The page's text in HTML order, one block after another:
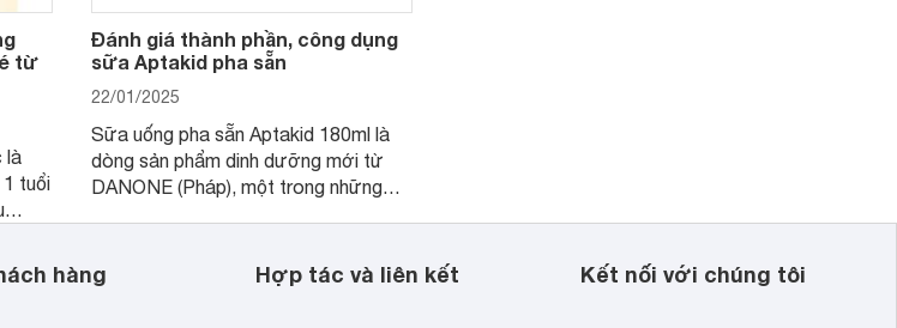
từ
là
tuổi
Đánh giá thành phần, công dụng
sữa Aptakid pha sẵn
22/01/2025
Sữa uống pha sẵn Aptakid 180ml là
dòng sản phẩm dinh dưỡng mới từ
DANONE (Pháp), một trong những
biệt chú trọng đến phát triển trí não và
hệ miễn dịch cho trẻ từ 1 tuổi.
hàng Hợp tác và liên kết Kết nối với chúng tôi